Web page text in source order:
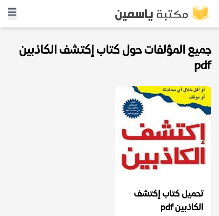
جميع المؤلفات حول كتاب إكتشف الكاذبين
pdf
تحميل كتاب إكتشف
الكاذبين pdf